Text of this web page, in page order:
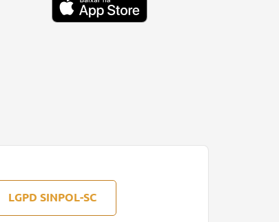
LGPD SINPOL-SC